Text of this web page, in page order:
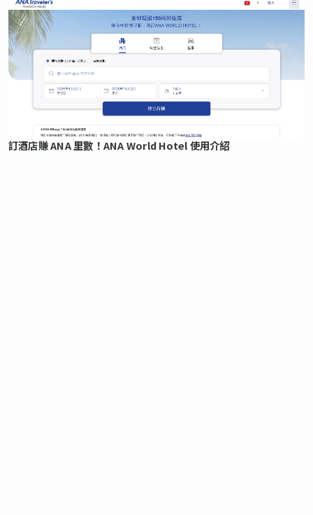
訂酒店賺 ANA 里數！ANA World Hotel 使用介紹